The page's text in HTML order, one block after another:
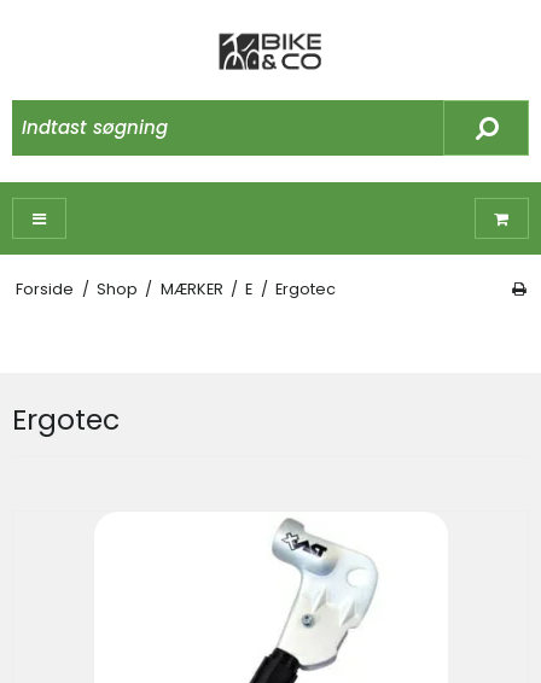
Forside / Shop / MÆRKER / E / Ergotec
Ergotec